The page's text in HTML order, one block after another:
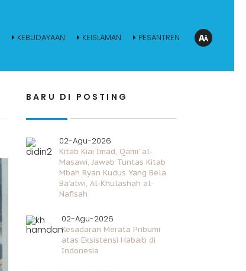
KEBUDAYAAN KEISLAMAN PESANTREN
BARU DI POSTING
Kitab Kiai Imad, Qami’ al-
Masawi, Jawab Tuntas Kitab
Mbah Ryan Kudus Yang Bela
Ba’alwi, Al-Khulashah al-
Nafisah
02-Agu-2026
Kesadaran Merata Pribumi
atas Eksistensi Habaib di
Indonesia
02-Agu-2026